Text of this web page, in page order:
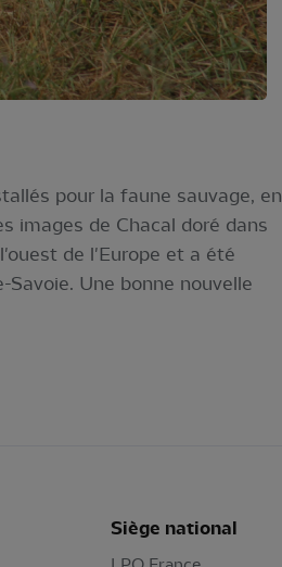
pour la faune sauvage, en
images de Chacal doré dans
de l'Europe et a été
Une bonne nouvelle
Siège national